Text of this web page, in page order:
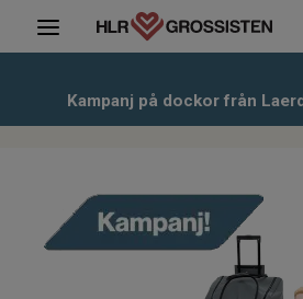
HLR-Dockor
Hjärtstartare & tillbehör
Kampanj på dockor från